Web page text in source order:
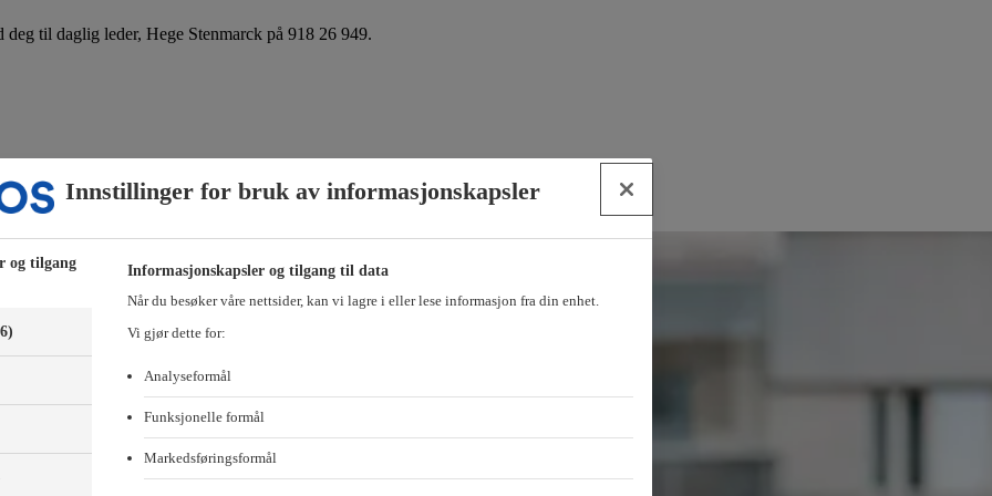
til daglig leder, Hege Stenmarck på 918 26 949.
Innstillinger for bruk av informasjonskapsler
og tilgang
Informasjonskapsler og tilgang til data
Når du besøker våre nettsider, kan vi lagre i eller lese informasjon fra din enhet.
Vi gjør dette for:
Analyseformål
Funksjonelle formål
Markedsføringsformål